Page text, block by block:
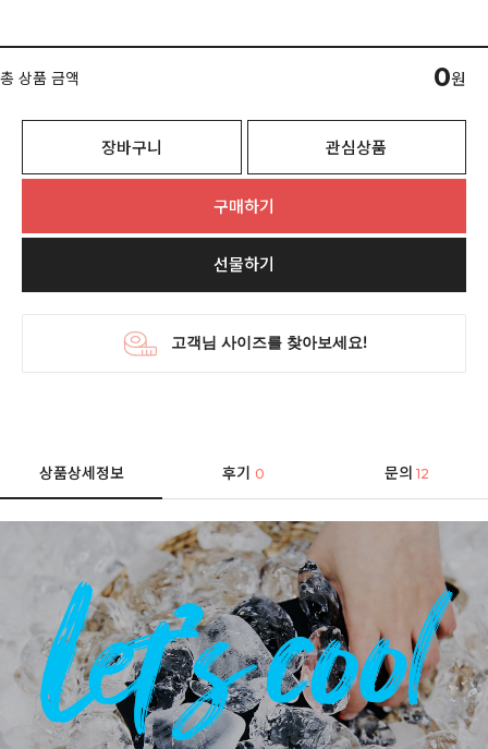
총 상품 금액 0원
장바구니 관심상품
구매하기
선물하기
상품상세정보 후기0 문의 12